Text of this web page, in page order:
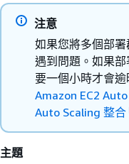
注意
如果您將多個部
遇到問題。如果
要一個小時才會
Amazon EC2
Auto Scaling 整合
主題